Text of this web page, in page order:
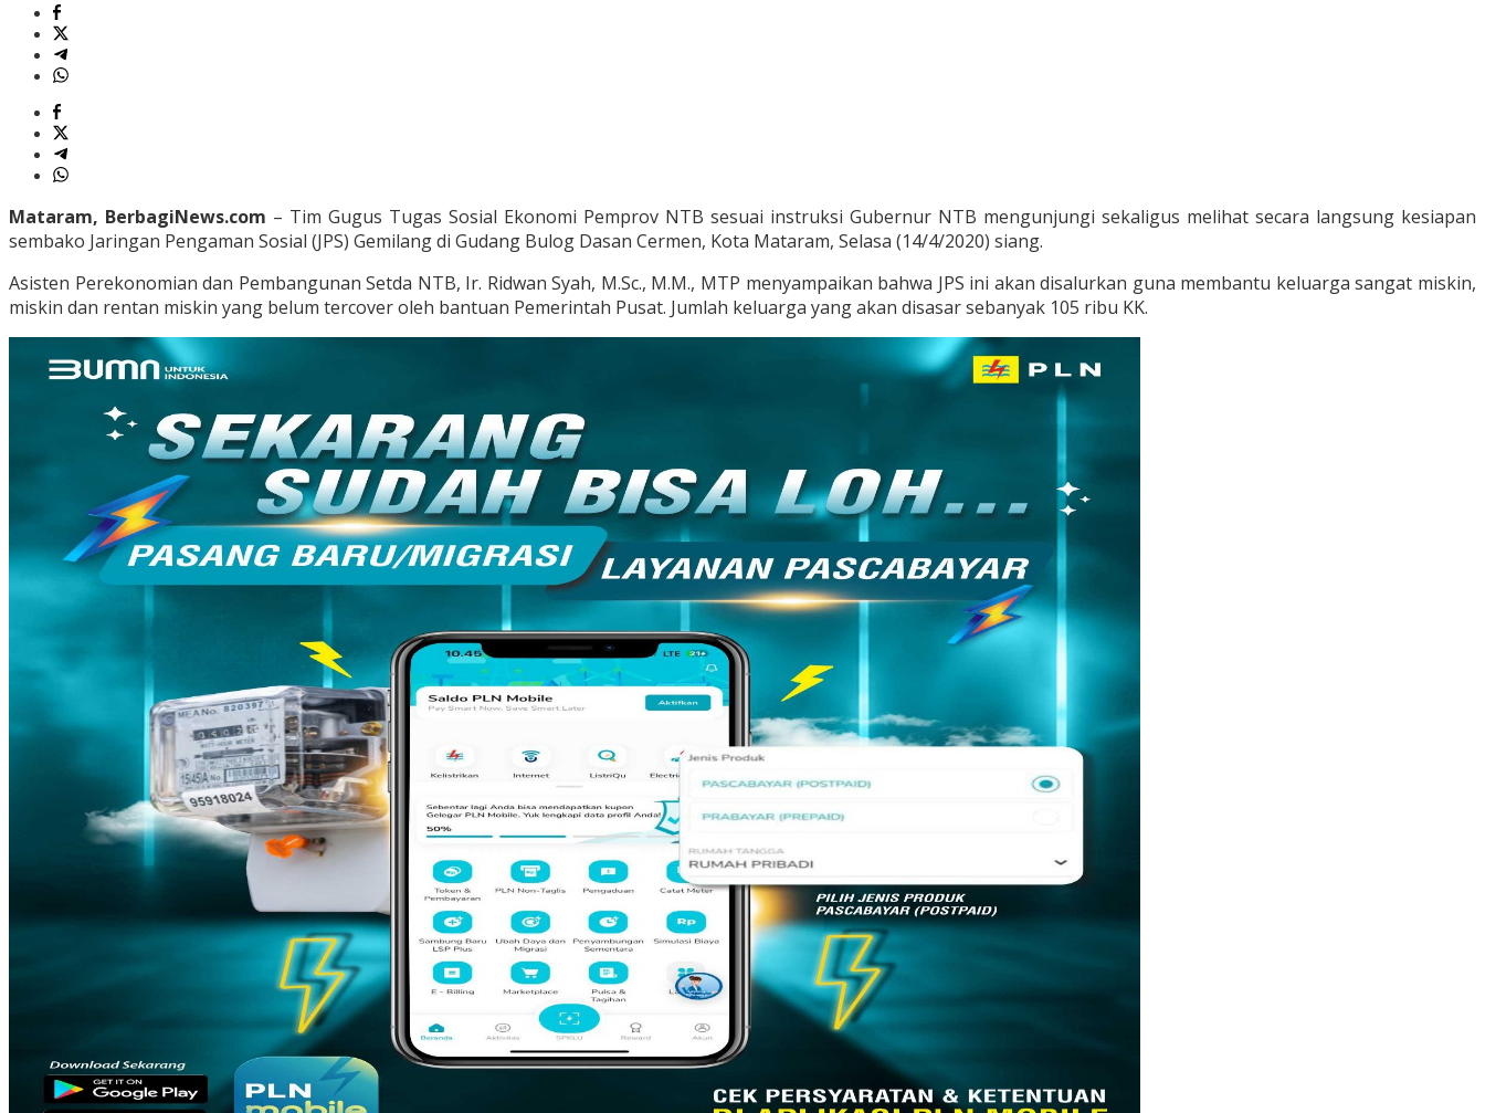
Mataram, BerbagiNews.com – Tim Gugus Tugas Sosial Ekonomi Pemprov NTB sesuai instruksi Gubernur NTB mengunjungi sekaligus melihat secara langsung kesiapan
sembako Jaringan Pengaman Sosial (JPS) Gemilang di Gudang Bulog Dasan Cermen, Kota Mataram, Selasa (14/4/2020) siang.
Asisten Perekonomian dan Pembangunan Setda NTB, Ir. Ridwan Syah, M.Sc., M.M., MTP menyampaikan bahwa JPS ini akan disalurkan guna membantu keluarga sangat miskin,
miskin dan rentan miskin yang belum tercover oleh bantuan Pemerintah Pusat. Jumlah keluarga yang akan disasar sebanyak 105 ribu KK.